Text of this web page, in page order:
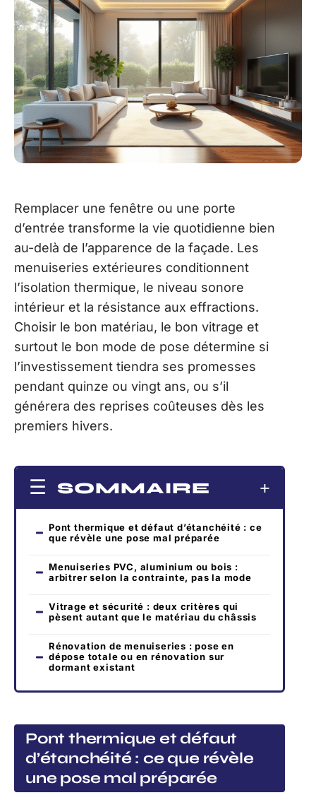
Remplacer une fenêtre ou une porte
d’entrée transforme la vie quotidienne bien
au-delà de l’apparence de la façade. Les
menuiseries extérieures conditionnent
l’isolation thermique, le niveau sonore
intérieur et la résistance aux effractions.
Choisir le bon matériau, le bon vitrage et
surtout le bon mode de pose détermine si
l’investissement tiendra ses promesses
pendant quinze ou vingt ans, ou s’il
générera des reprises coûteuses dès les
premiers hivers.
SOMMAIRE
Pont thermique et défaut d’étanchéité : ce
que révèle une pose mal préparée
Menuiseries PVC, aluminium ou bois :
arbitrer selon la contrainte, pas la mode
Vitrage et sécurité : deux critères qui
pèsent autant que le matériau du châssis
Rénovation de menuiseries : pose en
dépose totale ou en rénovation sur
dormant existant
Pont thermique et défaut
d’étanchéité : ce que révèle
une pose mal préparée